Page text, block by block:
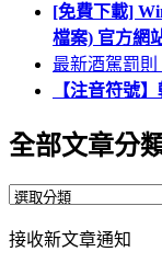
[免費下載]
檔案) 官方網
最新酒駕罰
【注音符號
全部文章分
全
文
接收新文章通知